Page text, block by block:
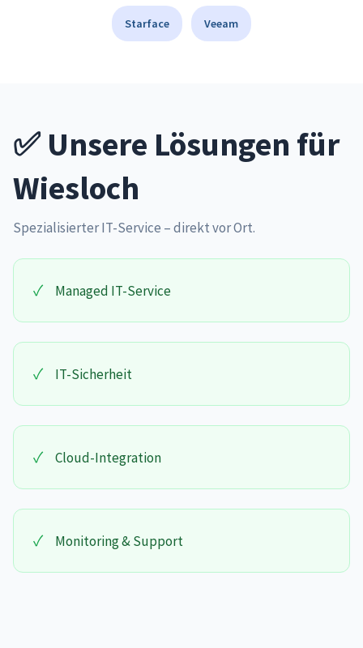
Starface Veeam
✅ Unsere Lösungen für
Wiesloch
Spezialisierter IT-Service – direkt vor Ort.
✓ Managed IT-Service
✓ IT-Sicherheit
✓ Cloud-Integration
✓ Monitoring & Support